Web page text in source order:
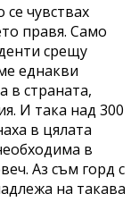
чувствах
правя. Само
срещу
еднакви
в страната,
И така над 300
в цялата
в
Аз съм горд с
на такава